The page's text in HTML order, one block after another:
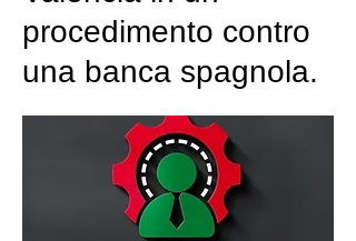
procedimento contro
una banca spagnola.